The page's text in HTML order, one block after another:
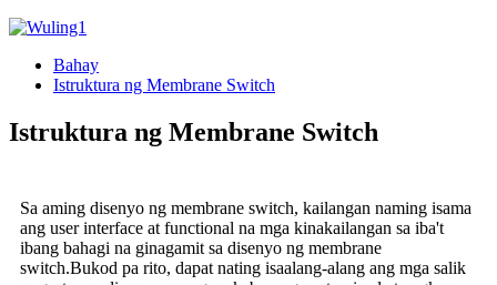
Bahay
Istruktura ng Membrane Switch
Istruktura ng Membrane Switch
Sa aming disenyo ng membrane switch, kailangan naming isama
ang user interface at functional na mga kinakailangan sa iba't
ibang bahagi na ginagamit sa disenyo ng membrane
switch.Bukod pa rito, dapat nating isaalang-alang ang mga salik